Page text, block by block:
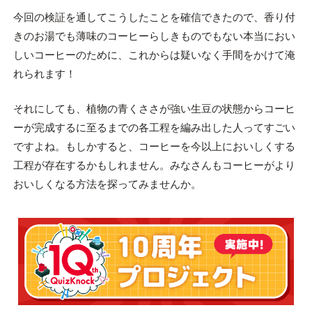
今回の検証を通してこうしたことを確信できたので、香り付
きのお湯でも薄味のコーヒーらしきものでもない本当におい
しいコーヒーのために、これからは疑いなく手間をかけて淹
れられます！
それにしても、植物の青くささが強い生豆の状態からコーヒ
ーが完成するに至るまでの各工程を編み出した人ってすごい
ですよね。もしかすると、コーヒーを今以上においしくする
工程が存在するかもしれません。みなさんもコーヒーがより
おいしくなる方法を探ってみませんか。